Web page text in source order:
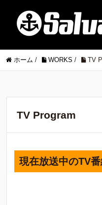
ホーム / WORKS / TV
TV Program
現在放送中のTV番